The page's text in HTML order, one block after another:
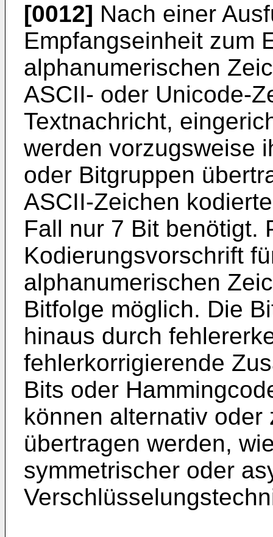
[0012] Nach einer
Empfangseinheit zum
alphanumerischen
ASCII- oder Unicode-
Textnachricht,
werden vorzugsweise
oder Bitgruppen
ASCII-Zeichen
Fall nur 7 Bit benötigt.
Kodierungsvorschrift
alphanumerischen
Bitfolge möglich. Die
hinaus durch
fehlerkorrigierende
Bits oder
können alternativ
übertragen werden,
symmetrischer oder